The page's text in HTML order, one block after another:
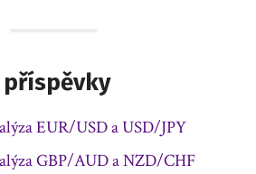
EUR/USD a USD/JPY
GBP/AUD a NZD/CHF